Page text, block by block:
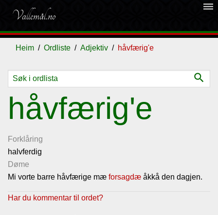
Vallemål.no
dehaze
Heim Ordliste Adjektiv håvfærig'e
search
håvfærig'e
Forklåring
halvferdig
Døme
Mi vorte barre håvfærige mæ forsagdæ åkkå den dagjen.
Har du kommentar til ordet?
Ordliste
Om
vallemålet
Gjestebok
Nyhende